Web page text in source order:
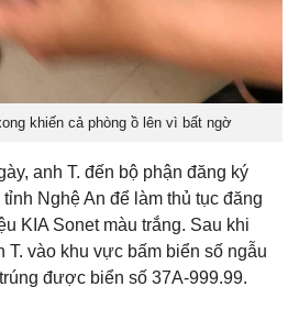
khiến cả phòng ồ lên vì bất ngờ
anh T. đến bộ phận đăng ký
Nghệ An để làm thủ tục đăng
KIA Sonet màu trắng. Sau khi
T. vào khu vực bấm biển số ngẫu
được biển số 37A-999.99.